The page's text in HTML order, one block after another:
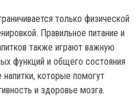
только физической
Правильное питание и
также играют важную
функций и общего состояния
которые помогут
и здоровье мозга.